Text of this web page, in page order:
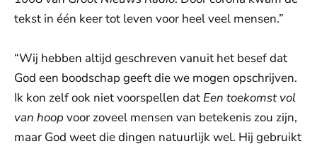
tekst in één keer tot leven voor heel veel mensen.”
“Wij hebben altijd geschreven vanuit het besef dat
God een boodschap geeft die we mogen opschrijven.
Ik kon zelf ook niet voorspellen dat Een toekomst vol
van hoopvoor zoveel mensen van betekenis zou zijn,
maar God weet die dingen natuurlijk wel. Hij gebruikt